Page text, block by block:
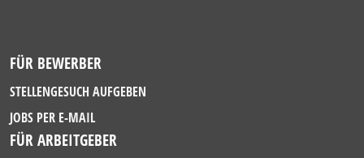
FÜR BEWERBER
STELLENGESUCH AUFGEBEN
JOBS PER E-MAIL
FÜR ARBEITGEBER